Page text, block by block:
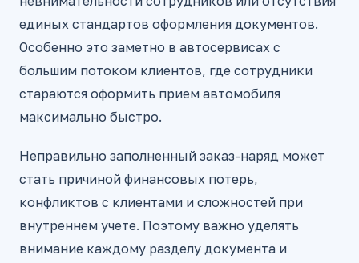
единых стандартов оформления документов.
Особенно это заметно в автосервисах с
большим потоком клиентов, где сотрудники
стараются оформить прием автомобиля
максимально быстро.
Неправильно заполненный заказ-наряд может
стать причиной финансовых потерь,
конфликтов с клиентами и сложностей при
внутреннем учете. Поэтому важно уделять
внимание каждому разделу документа и